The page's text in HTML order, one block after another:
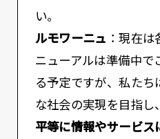
い。
ルモワーニュ ：現在
ニューアルは準備中で
る予定ですが、私た
な社会の実現を目指し、
平等に情報やサービス